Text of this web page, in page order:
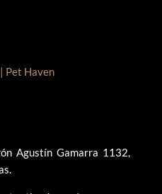
Agustín Gamarra 1132,